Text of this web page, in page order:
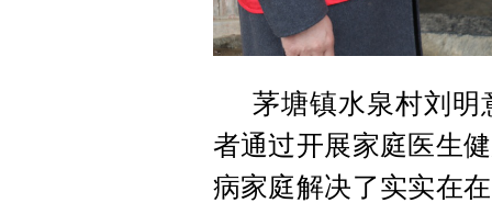
茅塘镇水泉村刘明
者通过开展家庭医生
病家庭解决了实实在